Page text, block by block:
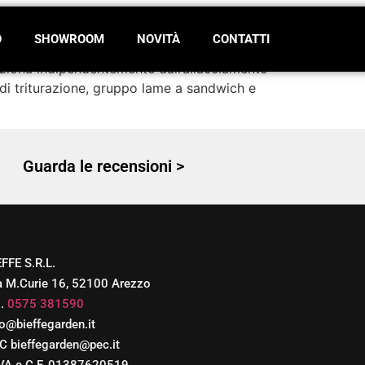
SHOWROOM NOVITÀ CONTATTI
indipendentemente dall’allacciamento
triturazione, gruppo lame a sandwich e
Guarda le recensioni >
S.R.L.
M.Curie 16, 52100 Arezzo
0575 381590
bieffegarden@pec.it